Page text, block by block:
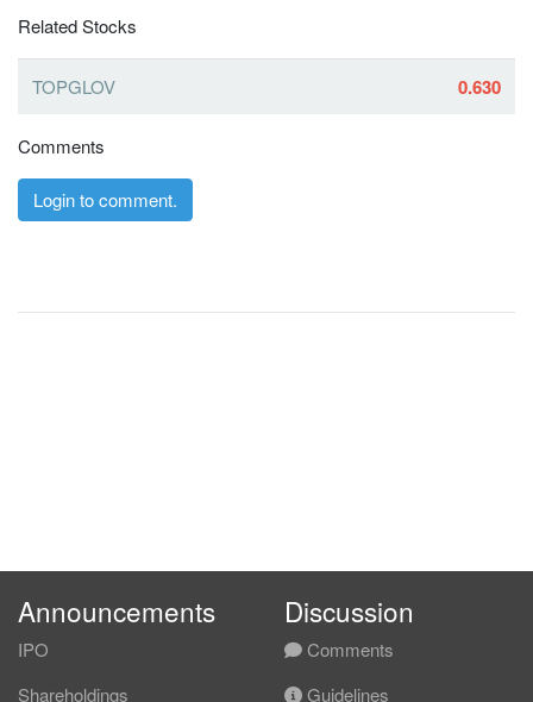
Related Stocks
TOPGLOV 0.630
Comments
Login to comment.
Announcements
IPO
Shareholdings
Discussion
Comments
Guidelines